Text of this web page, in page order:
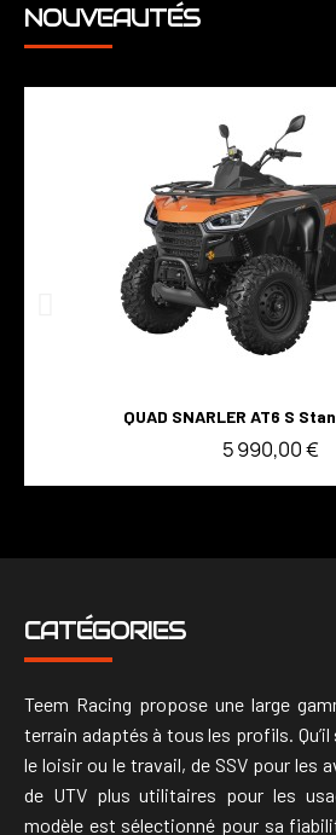
NOUVEAUTÉS
Voir
QUAD SNARLER AT6 S
5 990,00 €
CATÉGORIES
Teem Racing propose une large
terrain adaptés à tous les profils. Qu’il
le loisir ou le travail, de SSV pour les
de UTV plus utilitaires pour les
modèle est sélectionné pour sa